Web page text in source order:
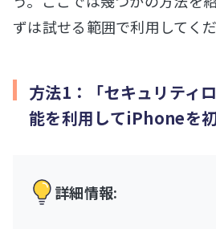
ずは試せる範囲で利用してくだ
方法1：「セキュリティ
能を利用してiPhoneを
詳細情報: